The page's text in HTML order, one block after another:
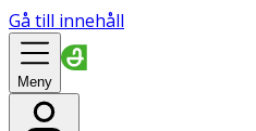
Gå till innehåll
Meny